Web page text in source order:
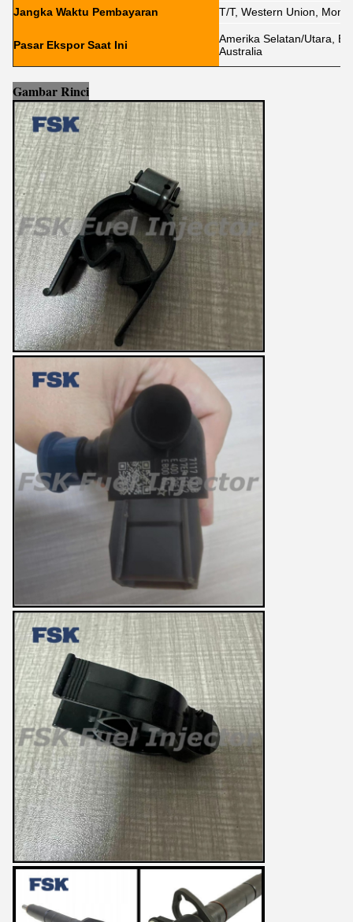
Jangka Waktu Pembayaran
T/T, Western Union,
Pasar Ekspor Saat Ini
Amerika Selatan/Utara,
Australia
Gambar Rinci